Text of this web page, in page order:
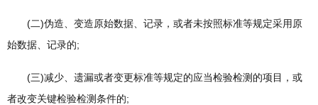
(二)伪造、变造原始数据、记录，或者未按照标准等规定采用原
始数据、记录的;
(三)减少、遗漏或者变更标准等规定的应当检验检测的项目，或
者改变关键检验检测条件的;